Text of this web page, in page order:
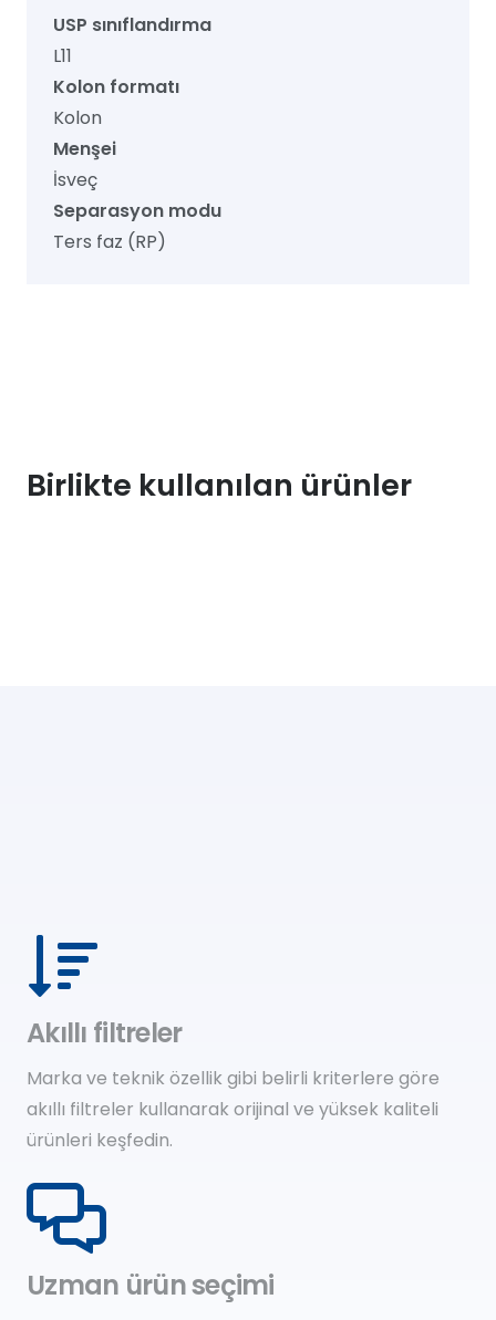
USP sınıflandırma
L11
Kolon formatı
Kolon
Menşei
İsveç
Separasyon modu
Ters faz (RP)
Birlikte kullanılan ürünler
Akıllı filtreler
Marka ve teknik özellik gibi belirli kriterlere göre
akıllı filtreler kullanarak orijinal ve yüksek kaliteli
ürünleri keşfedin.
Uzman ürün seçimi